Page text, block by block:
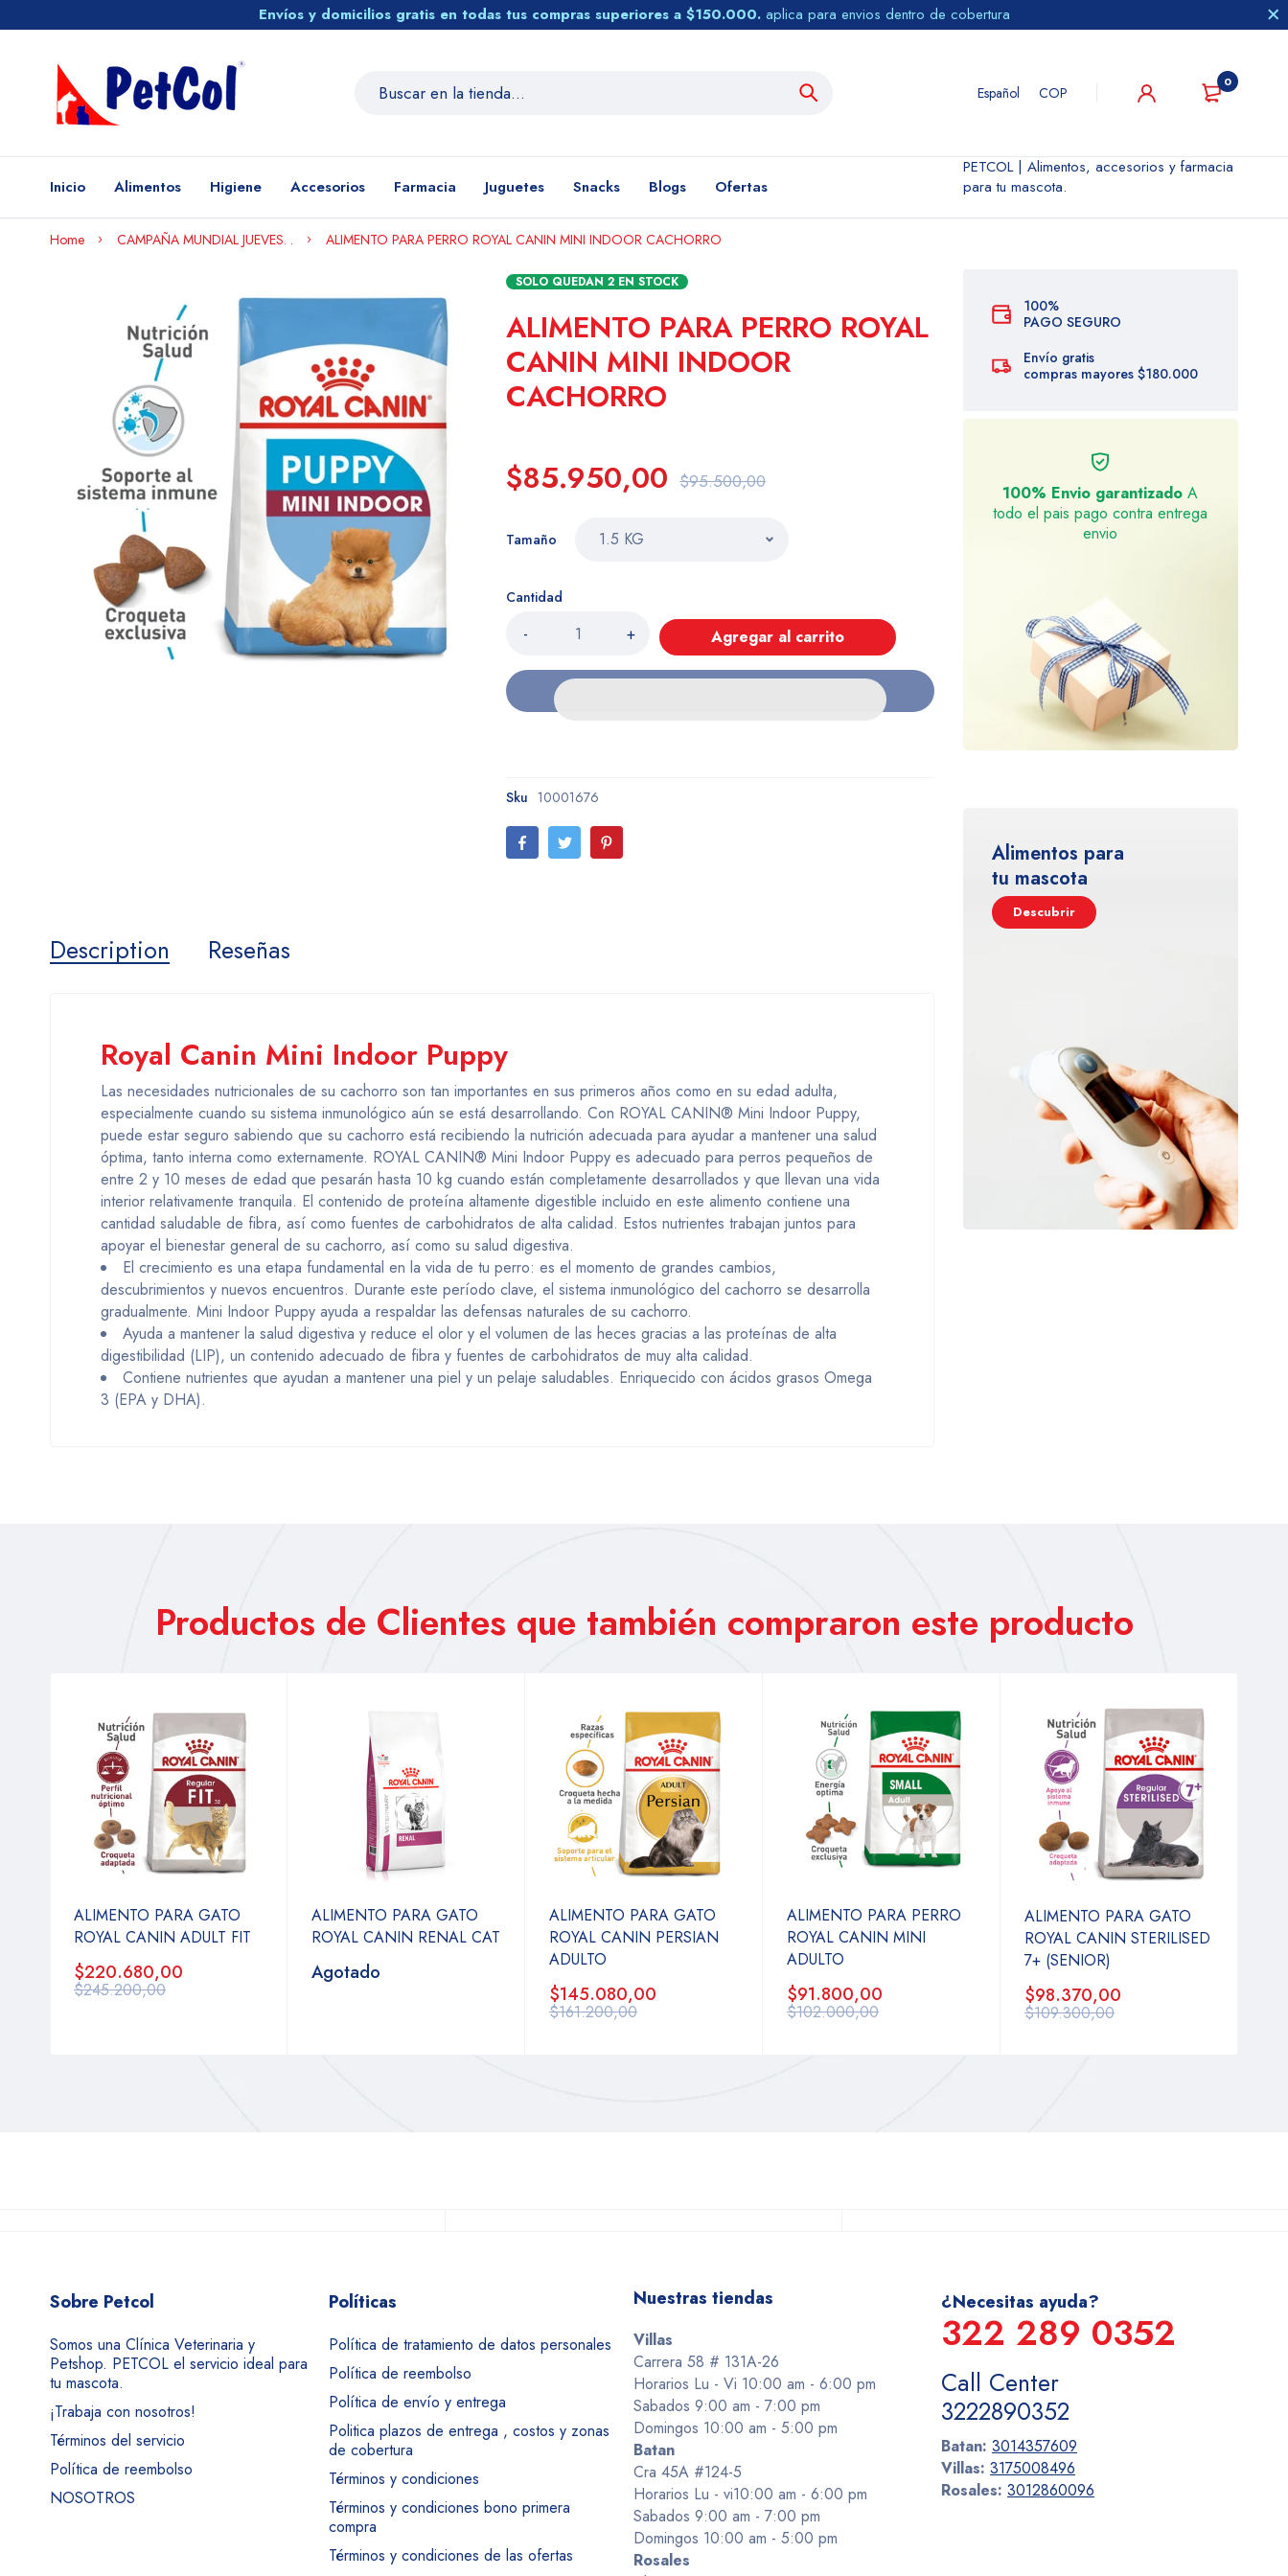
Envíos y domicilios gratis en todas tus compras superiores a $150.000. aplica para envios dentro de cobertura
Español COP
0
Inicio Alimentos Higiene Accesorios Farmacia Juguetes Snacks Blogs Ofertas
PETCOL | Alimentos, accesorios y farmacia
para tu mascota.
Home CAMPAÑA MUNDIAL JUEVES. . ALIMENTO PARA PERRO ROYAL CANIN MINI INDOOR CACHORRO
SOLO QUEDAN2 EN STOCK
ALIMENTO PARA PERRO ROYAL
CANIN MINI INDOOR
CACHORRO
$85.950,00 $95.500,00
Tamaño
Cantidad
- + Agregar al carrito
Sku 10001676
Description Reseñas
Royal Canin Mini Indoor Puppy
Las necesidades nutricionales de su cachorro son tan importantes en sus primeros años como en su edad adulta,
especialmente cuando su sistema inmunológico aún se está desarrollando. Con ROYAL CANIN® Mini Indoor Puppy,
puede estar seguro sabiendo que su cachorro está recibiendo la nutrición adecuada para ayudar a mantener una salud
óptima, tanto interna como externamente. ROYAL CANIN® Mini Indoor Puppy es adecuado para perros pequeños de
entre 2 y 10 meses de edad que pesarán hasta 10 kg cuando están completamente desarrollados y que llevan una vida
interior relativamente tranquila. El contenido de proteína altamente digestible incluido en este alimento contiene una
cantidad saludable de fibra, así como fuentes de carbohidratos de alta calidad. Estos nutrientes trabajan juntos para
apoyar el bienestar general de su cachorro, así como su salud digestiva.
El crecimiento es una etapa fundamental en la vida de tu perro: es el momento de grandes cambios,
descubrimientos y nuevos encuentros. Durante este período clave, el sistema inmunológico del cachorro se desarrolla
gradualmente. Mini Indoor Puppy ayuda a respaldar las defensas naturales de su cachorro.
Ayuda a mantener la salud digestiva y reduce el olor y el volumen de las heces gracias a las proteínas de alta
digestibilidad (LIP), un contenido adecuado de fibra y fuentes de carbohidratos de muy alta calidad.
Contiene nutrientes que ayudan a mantener una piel y un pelaje saludables. Enriquecido con ácidos grasos Omega
3 (EPA y DHA).
100%
PAGO SEGURO
Envío gratis
compras mayores $180.000
100% Envio garantizadoA
todo el pais pago contra entrega
envio
Alimentos para
tu mascota
Descubrir
Productos de Clientes que también compraron este producto
ALIMENTO PARA GATO
ROYAL CANIN ADULT FIT
$220.680,00
$245.200,00
ALIMENTO PARA GATO
ROYAL CANIN RENAL CAT
Agotado
ALIMENTO PARA GATO
ROYAL CANIN PERSIAN
ADULTO
$145.080,00
$161.200,00
ALIMENTO PARA PERRO
ROYAL CANIN MINI
ADULTO
$91.800,00
$102.000,00
ALIMENTO PARA GATO
ROYAL CANIN STERILISED
7+ (SENIOR)
$98.370,00
$109.300,00
Sobre Petcol
Somos una Clínica Veterinaria y
Petshop. PETCOL el servicio ideal para
tu mascota.
¡Trabaja con nosotros!
Términos del servicio
Política de reembolso
NOSOTROS
Políticas
Política de tratamiento de datos personales
Política de reembolso
Política de envío y entrega
Politica plazos de entrega , costos y zonas
de cobertura
Términos y condiciones
Términos y condiciones bono primera
compra
Términos y condiciones de las ofertas
Nuestras tiendas
Villas
Carrera 58 # 131A-26
Horarios Lu - Vi 10:00 am - 6:00 pm
Sabados 9:00 am - 7:00 pm
Domingos 10:00 am - 5:00 pm
Batan
Cra 45A #124-5
Horarios Lu - vi10:00 am - 6:00 pm
Sabados 9:00 am - 7:00 pm
Domingos 10:00 am - 5:00 pm
Rosales
¿Necesitas ayuda?
322 289 0352
Call Center
3222890352
Batan: 3014357609
Villas: 3175008496
Rosales: 3012860096